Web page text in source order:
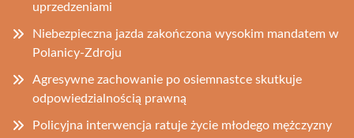
uprzedzeniami
Niebezpieczna jazda zakończona wysokim mandatem w
Polanicy-Zdroju
Agresywne zachowanie po osiemnastce skutkuje
odpowiedzialnością prawną
Policyjna interwencja ratuje życie młodego mężczyzny